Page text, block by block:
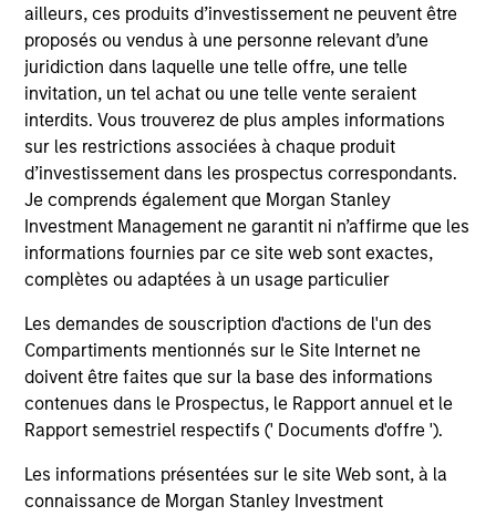
ailleurs, ces produits d’investissement ne peuvent être
proposés ou vendus à une personne relevant d’une
juridiction dans laquelle une telle offre, une telle
invitation, un tel achat ou une telle vente seraient
interdits. Vous trouverez de plus amples informations
sur les restrictions associées à chaque produit
d’investissement dans les prospectus correspondants.
Je comprends également que Morgan Stanley
Investment Management ne garantit ni n’affirme que les
informations fournies par ce site web sont exactes,
complètes ou adaptées à un usage particulier
Les demandes de souscription d'actions de l'un des
Compartiments mentionnés sur le Site Internet ne
doivent être faites que sur la base des informations
contenues dans le Prospectus, le Rapport annuel et le
Rapport semestriel respectifs (' Documents d'offre ').
Les informations présentées sur le site Web sont, à la
connaissance de Morgan Stanley Investment
Emerging Markets Equity Team
Passport Overseas Equity Strategy
Core, integrated approach to global equity
investing through country/currency,
sector/thematic and stock decisions.